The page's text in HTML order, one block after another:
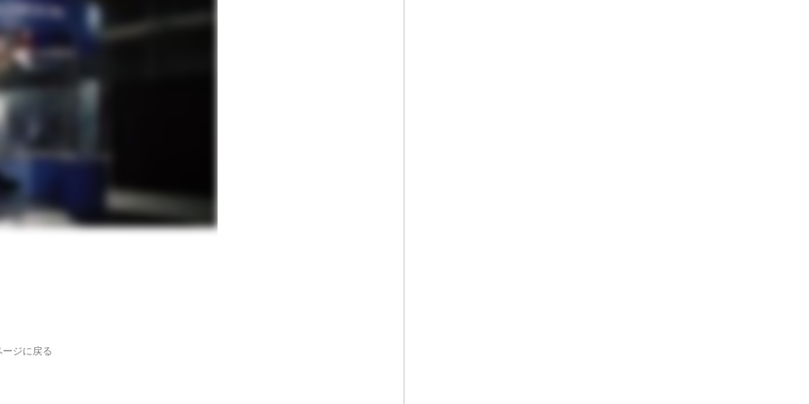
ジに戻る